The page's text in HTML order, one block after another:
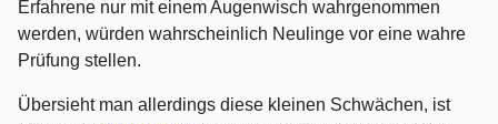
Erfahrene nur mit einem Augenwisch wahrgenommen
werden, würden wahrscheinlich Neulinge vor eine wahre
Prüfung stellen.
Übersieht man allerdings diese kleinen Schwächen, ist